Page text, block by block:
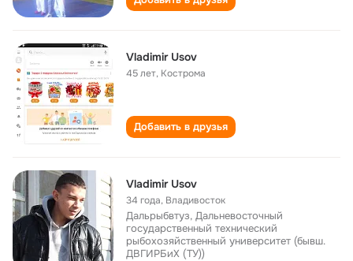
Vladimir Usov
45 лет, Кострома
Добавить в друзья
Vladimir Usov
34 года, Владивосток
Дальрыбвтуз, Дальневосточный
государственный технический
рыбохозяйственный университет (бывш.
ДВГИРБиХ (ТУ))